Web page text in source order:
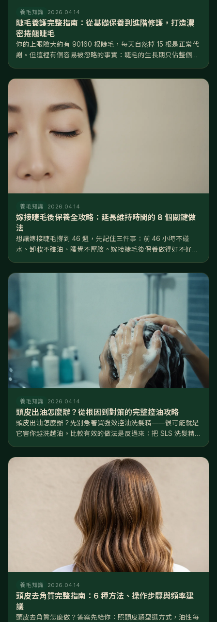
養毛知識 2026.04.14
睫毛養護完整指南：從基礎保養到進階修護，打造濃
密捲翹睫毛
你的上眼瞼大約有 90160 根睫毛，每天自然掉 15 根是正常代
謝。但這裡有個容易被忽略的事實：睫毛的生長期只佔整個週
養毛知識 2026.04.14
嫁接睫毛後保養全攻略：延長維持時間的 8 個關鍵做
法
想讓嫁接睫毛撐到 46 週，先記住三件事：前 46 小時不碰
水、卸妝不碰油、睡覺不壓臉。嫁接睫毛後保養做得好不好，
養毛知識 2026.04.14
頭皮出油怎麼辦？從根因到對策的完整控油攻略
頭皮出油怎麼辦？先別急著買強效控油洗髮精——很可能就是
它害你越洗越油。比較有效的做法是反過來：把 SLS 洗髮精
養毛知識 2026.04.14
頭皮去角質完整指南：6 種方法、操作步驟與頻率建
議
頭皮去角質怎麼做？答案先給你：照頭皮類型選方式，油性每